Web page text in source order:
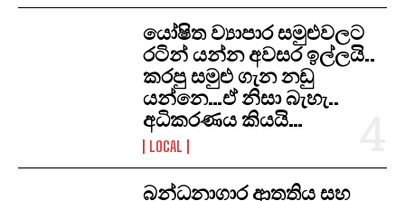
යෝෂිත ව්‍යාපාර සමුළුවලට
රටින් යන්න අවසර ඉල්ලයි..
කරපු සමුළු ගැන නඩු
යන්නෙ…ඒ නිසා බැහැ..
අධිකරණය කියයි…
LOCAL
​බන්ධනාගාර ආතතිය සහ